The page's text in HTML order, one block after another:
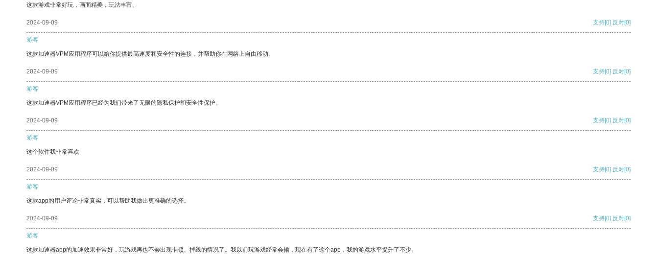
这款游戏非常好玩，画面精美，玩法丰富。
2024-09-09 支持[0] 反对[0]
游客
这款加速器VPM应用程序可以给你提供最高速度和安全性的连接，并帮助你在网络上自由移动。
2024-09-09 支持[0] 反对[0]
游客
这款加速器VPM应用程序已经为我们带来了无限的隐私保护和安全性保护。
2024-09-09 支持[0] 反对[0]
游客
这个软件我非常喜欢
2024-09-09 支持[0] 反对[0]
游客
这款app的用户评论非常真实，可以帮助我做出更准确的选择。
2024-09-09 支持[0] 反对[0]
游客
这款加速器app的加速效果非常好，玩游戏再也不会出现卡顿、掉线的情况了。我以前玩游戏经常会输，现在有了这个app，我的游戏水平提升了不少。